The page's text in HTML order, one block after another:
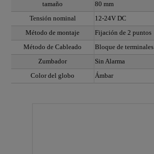
tamaño
80 mm
Tensión nominal
12-24V DC
Método de montaje
Fijación de 2 puntos
Método de Cableado
Bloque de terminales
Zumbador
Sin Alarma
Color del globo
Ámbar